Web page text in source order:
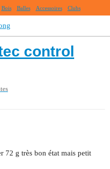
Bois Balles Accessoires Clubs
control
72 g très bon état mais petit